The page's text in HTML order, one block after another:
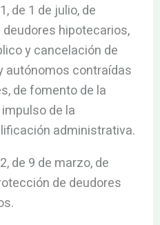
de 1 de julio, de
hipotecarios,
y cancelación de
autónomos contraídas
de fomento de la
de la
administrativa.
de 9 de marzo, de
de deudores